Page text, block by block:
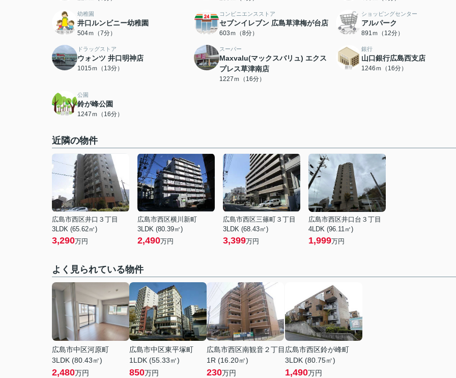
幼稚園
井口ルンビニー幼稚園
504ｍ（7分）
コンビニエンスストア
セブンイレブン 広島草津梅が台店
603ｍ（8分）
ショッピングセンター
アルパーク
891ｍ（12分）
ドラッグストア
ウォンツ 井口明神店
1015ｍ（13分）
スーパー
Maxvalu(マックスバリュ) エクス
プレス草津南店
1227ｍ（16分）
銀行
山口銀行広島西支店
1246ｍ（16分）
公園
鈴が峰公園
1247ｍ（16分）
近隣の物件
広島市西区井口３丁目
3LDK (65.62㎡)
3,290万円
広島市西区横川新町
3LDK (80.39㎡)
2,490万円
広島市西区三篠町３丁目
3LDK (68.43㎡)
3,399万円
広島市西区井口台３丁目
4LDK (96.11㎡)
1,999万円
よく見られている物件
広島市中区河原町
3LDK (80.43㎡)
2,480万円
広島市中区東平塚町
1LDK (55.33㎡)
850万円
広島市西区南観音２丁目
1R (16.20㎡)
230万円
広島市西区鈴が峰町
3LDK (80.75㎡)
1,490万円